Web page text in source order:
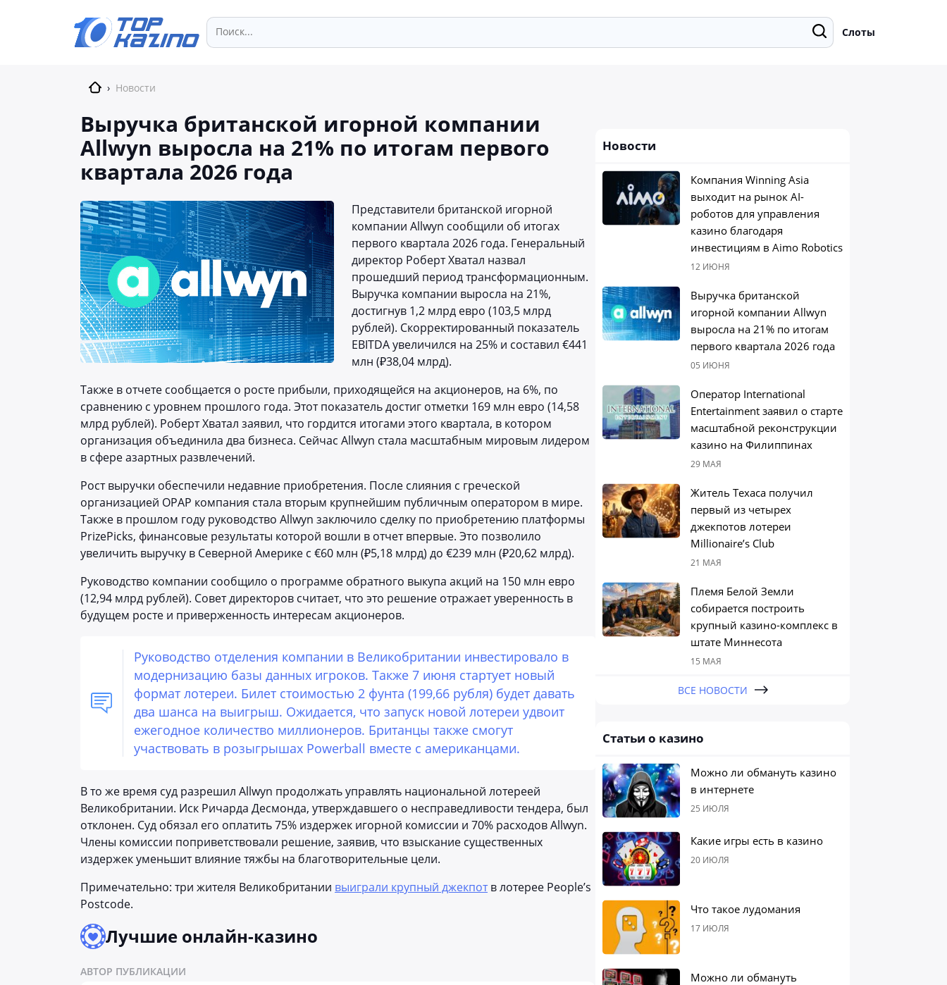
Слоты
› Новости
Выручка британской игорной компании
Allwyn выросла на 21% по итогам первого
квартала 2026 года
Представители британской игорной
компании Allwyn сообщили об итогах
первого квартала 2026 года. Генеральный
директор Роберт Хватал назвал
прошедший период трансформационным.
Выручка компании выросла на 21%,
достигнув 1,2 млрд евро (103,5 млрд
рублей). Скорректированный показатель
EBITDA увеличился на 25% и составил €441
млн (₽38,04 млрд).
Также в отчете сообщается о росте прибыли, приходящейся на акционеров, на 6%, по
сравнению с уровнем прошлого года. Этот показатель достиг отметки 169 млн евро (14,58
млрд рублей). Роберт Хватал заявил, что гордится итогами этого квартала, в котором
организация объединила два бизнеса. Сейчас Allwyn стала масштабным мировым лидером
в сфере азартных развлечений.
Рост выручки обеспечили недавние приобретения. После слияния с греческой
организацией OPAP компания стала вторым крупнейшим публичным оператором в мире.
Также в прошлом году руководство Allwyn заключило сделку по приобретению платформы
PrizePicks, финансовые результаты которой вошли в отчет впервые. Это позволило
увеличить выручку в Северной Америке с €60 млн (₽5,18 млрд) до €239 млн (₽20,62 млрд).
Руководство компании сообщило о программе обратного выкупа акций на 150 млн евро
(12,94 млрд рублей). Совет директоров считает, что это решение отражает уверенность в
будущем росте и приверженность интересам акционеров.
Руководство отделения компании в Великобритании инвестировало в
модернизацию базы данных игроков. Также 7 июня стартует новый
формат лотереи. Билет стоимостью 2 фунта (199,66 рубля) будет давать
два шанса на выигрыш. Ожидается, что запуск новой лотереи удвоит
ежегодное количество миллионеров. Британцы также смогут
участвовать в розыгрышах Powerball вместе с американцами.
В то же время суд разрешил Allwyn продолжать управлять национальной лотереей
Великобритании. Иск Ричарда Десмонда, утверждавшего о несправедливости тендера, был
отклонен. Суд обязал его оплатить 75% издержек игорной комиссии и 70% расходов Allwyn.
Члены комиссии поприветствовали решение, заявив, что взыскание существенных
издержек уменьшит влияние тяжбы на благотворительные цели.
Примечательно: три жителя Великобритании выиграли крупный джекпотв лотерее People’s
Postcode.
Лучшие онлайн-казино
АВТОР ПУБЛИКАЦИИ
Новости
Компания Winning Asia
выходит на рынок AI-
роботов для управления
казино благодаря
инвестициям в Aimo Robotics
12 ИЮНЯ
Выручка британской
игорной компании Allwyn
выросла на 21% по итогам
первого квартала 2026 года
05 ИЮНЯ
Оператор International
Entertainment заявил о старте
масштабной реконструкции
казино на Филиппинах
29 МАЯ
Житель Техаса получил
первый из четырех
джекпотов лотереи
Millionaire’s Club
21 МАЯ
Племя Белой Земли
собирается построить
крупный казино-комплекс в
штате Миннесота
15 МАЯ
ВСЕ НОВОСТИ
Статьи о казино
Можно ли обмануть казино
в интернете
25 ИЮЛЯ
Какие игры есть в казино
20 ИЮЛЯ
Что такое лудомания
17 ИЮЛЯ
Можно ли обмануть